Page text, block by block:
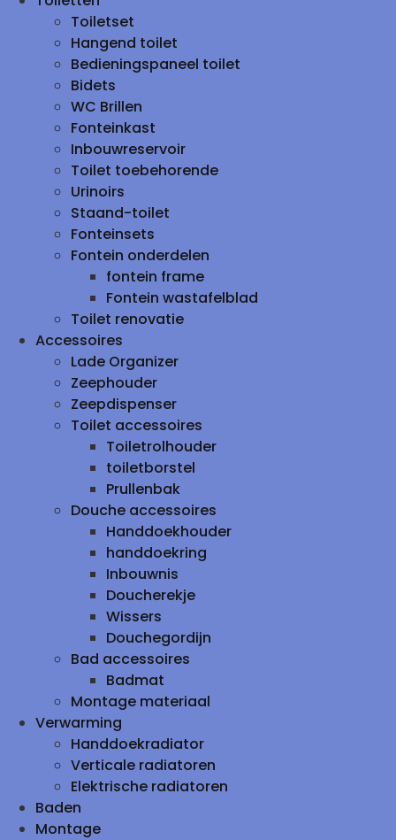
Toiletset
Hangend toilet
Bedieningspaneel toilet
Bidets
WC Brillen
Fonteinkast
Inbouwreservoir
Toilet toebehorende
Urinoirs
Staand-toilet
Fonteinsets
Fontein onderdelen
fontein frame
Fontein wastafelblad
Toilet renovatie
Accessoires
Lade Organizer
Zeephouder
Zeepdispenser
Toilet accessoires
Toiletrolhouder
toiletborstel
Prullenbak
Douche accessoires
Handdoekhouder
handdoekring
Inbouwnis
Doucherekje
Wissers
Douchegordijn
Bad accessoires
Badmat
Montage materiaal
Verwarming
Handdoekradiator
Verticale radiatoren
Elektrische radiatoren
Baden
Montage